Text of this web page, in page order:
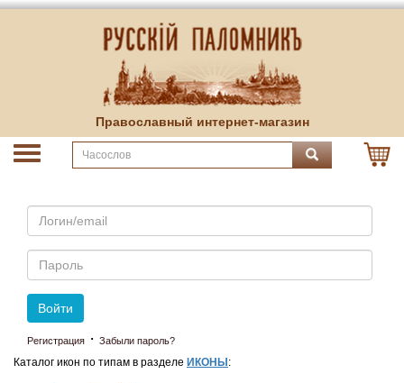
Православный интернет-магазин
Email
Пароль
Войти
Регистрация · Забыли пароль?
Каталог икон по типам в разделе ИКОНЫ :